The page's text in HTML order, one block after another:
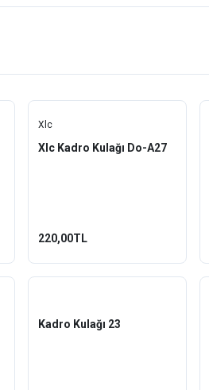
Xlc
Xlc Kadro Kulağı Do-A27
220,00TL
Kadro Kulağı 23